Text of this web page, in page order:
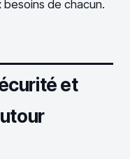
de chacun.
et